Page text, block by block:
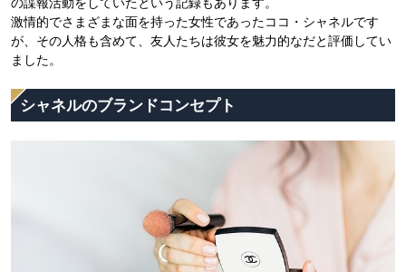
激情的でさまざまな面を持った女性であったココ・シャネルです
が、その人格も含めて、友人たちは彼女を魅力的なだと評価してい
ました。
シャネルのブランドコンセプト